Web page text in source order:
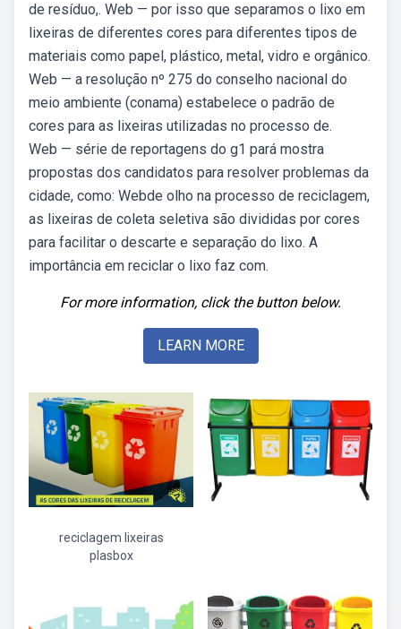
de resíduo,. Web — por isso que separamos o lixo em
lixeiras de diferentes cores para diferentes tipos de
materiais como papel, plástico, metal, vidro e orgânico.
Web — a resolução nº 275 do conselho nacional do
meio ambiente (conama) estabelece o padrão de
cores para as lixeiras utilizadas no processo de.
Web — série de reportagens do g1 pará mostra
propostas dos candidatos para resolver problemas da
cidade, como: Webde olho na processo de reciclagem,
as lixeiras de coleta seletiva são divididas por cores
para facilitar o descarte e separação do lixo. A
importância em reciclar o lixo faz com.
For more information, click the button below.
LEARN MORE
reciclagem lixeiras
plasbox